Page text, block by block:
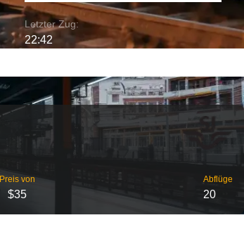
Letzter Zug:
22:42
Preis von
$35
Abflüge
20